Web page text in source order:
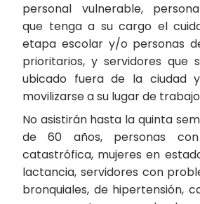
personal vulnerable,
que tenga a su cargo el
etapa escolar y/o personas
prioritarios, y servidores que
ubicado fuera de la ciudad
movilizarse a su lugar de
No asistirán hasta la quinta
de 60 años, personas con
catastrófica, mujeres en
lactancia, servidores con
bronquiales, de hipertensión,